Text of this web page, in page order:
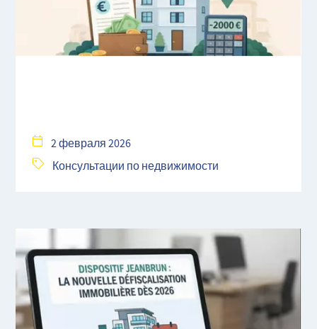
2 февраля 2026
Консультации по недвижимости